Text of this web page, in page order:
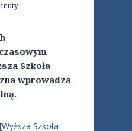
Szkoła
wprowadza
Szkoła